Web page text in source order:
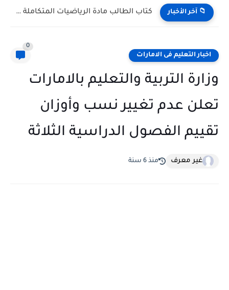
📁 آخر الأخبار كتاب الطالب مادة الرياضيات المتكاملة الصف التاسع Bridge متقدم الفصل...
اخبار التعليم فى الامارات
0
وزارة التربية والتعليم بالامارات
تعلن عدم تغيير نسب وأوزان
تقييم الفصول الدراسية الثلاثة
غير معرف منذ 6 سنة